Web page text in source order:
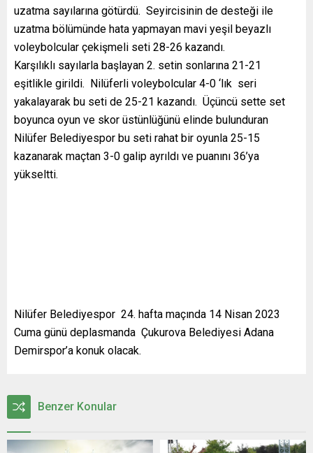
uzatma sayılarına götürdü. Seyircisinin de desteği ile
uzatma bölümünde hata yapmayan mavi yeşil beyazlı
voleybolcular çekişmeli seti 28-26 kazandı.
Karşılıklı sayılarla başlayan 2. setin sonlarına 21-21
eşitlikle girildi. Nilüferli voleybolcular 4-0 ‘lık seri
yakalayarak bu seti de 25-21 kazandı. Üçüncü sette set
boyunca oyun ve skor üstünlüğünü elinde bulunduran
Nilüfer Belediyespor bu seti rahat bir oyunla 25-15
kazanarak maçtan 3-0 galip ayrıldı ve puanını 36’ya
yükseltti.
Nilüfer Belediyespor 24. hafta maçında 14 Nisan 2023
Cuma günü deplasmanda Çukurova Belediyesi Adana
Demirspor’a konuk olacak.
Benzer Konular